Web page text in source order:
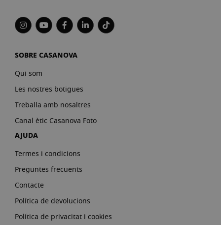
SOBRE CASANOVA
Qui som
Les nostres botigues
Treballa amb nosaltres
Canal ètic Casanova Foto
AJUDA
Termes i condicions
Preguntes frecuents
Contacte
Política de devolucions
Política de privacitat i cookies